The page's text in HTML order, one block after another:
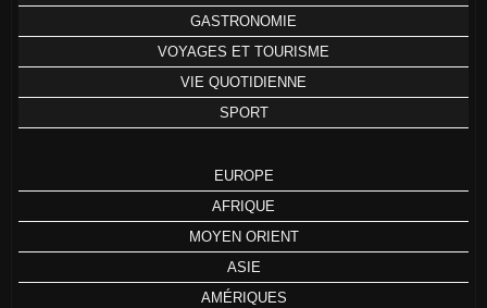
GASTRONOMIE
VOYAGES ET TOURISME
VIE QUOTIDIENNE
SPORT
EUROPE
AFRIQUE
MOYEN ORIENT
ASIE
AMÉRIQUES